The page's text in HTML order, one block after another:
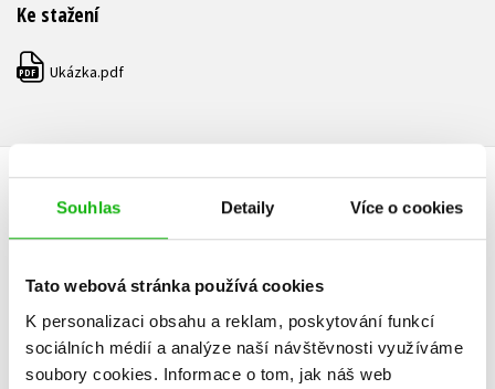
Souhlas Detaily Více o cookies
Tato webová stránka používá cookies
K personalizaci obsahu a reklam, poskytování funkcí
sociálních médií a analýze naší návštěvnosti využíváme
soubory cookies. Informace o tom, jak náš web
Ke stažení
PDF Ukázka.pdf
HODNOCENÍ ČTENÁŘŮ
Vaše hodnocení
Uživatelskou recenzi mohou vkládat pouze registrovaní uživatelé